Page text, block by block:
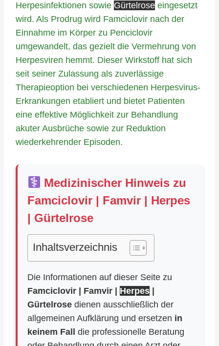
Herpesinfektionen sowie Gürtelrose eingesetzt
wird. Als Prodrug wird Famciclovir nach der
Einnahme im Körper zu Penciclovir
umgewandelt, das gezielt die Vermehrung von
Herpesviren hemmt. Dieser Wirkstoff hat sich
seit seiner Zulassung als zuverlässige
Therapieoption bei verschiedenen Herpesvirus-
Erkrankungen etabliert und bietet Patienten
eine effektive Möglichkeit zur Behandlung
akuter Ausbrüche sowie zur Reduktion
wiederkehrender Episoden.
Medizinischer Hinweis zu
Famciclovir | Famvir | Herpes
| Gürtelrose
Inhaltsverzeichnis
Die Informationen auf dieser Seite zu
Famciclovir | Famvir | Herpes
Gürtelrose dienen ausschließlich der
allgemeinen Aufklärung und ersetzen in
keinem Fall
die professionelle Beratung